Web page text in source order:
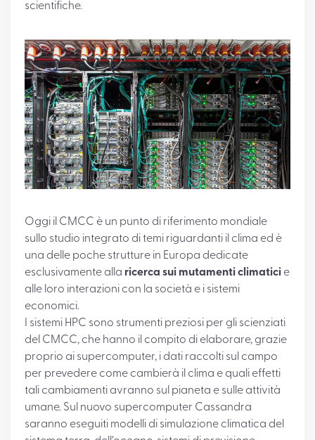
scientifiche.
Oggi il CMCC è un punto di riferimento mondiale
sullo studio integrato di temi riguardanti il clima ed è
una delle poche strutture in Europa dedicate
esclusivamente alla ricerca sui mutamenti climatici e
alle loro interazioni con la società e i sistemi
economici.
I sistemi HPC sono strumenti preziosi per gli scienziati
del CMCC, che hanno il compito di elaborare, grazie
proprio ai supercomputer, i dati raccolti sul campo
per prevedere come cambierà il clima e quali effetti
tali cambiamenti avranno sul pianeta e sulle attività
umane. Sul nuovo supercomputer Cassandra
saranno eseguiti modelli di simulazione climatica del